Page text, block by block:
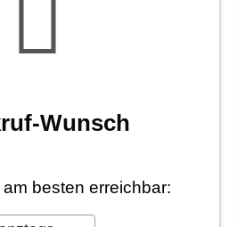
Wunsch
besten erreichbar: